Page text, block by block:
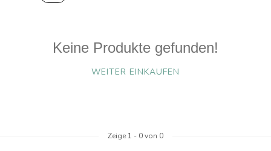
Keine Produkte gefunden!
WEITER EINKAUFEN
Zeige 1 - 0von 0